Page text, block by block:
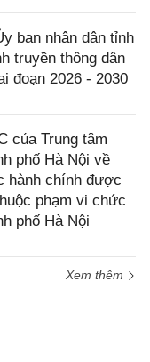
ban nhân dân tỉnh
truyền thông dân
đoạn 2026 - 2030
của Trung tâm
phố Hà Nội về
hành chính được
phạm vi chức
phố Hà Nội
Xem thêm